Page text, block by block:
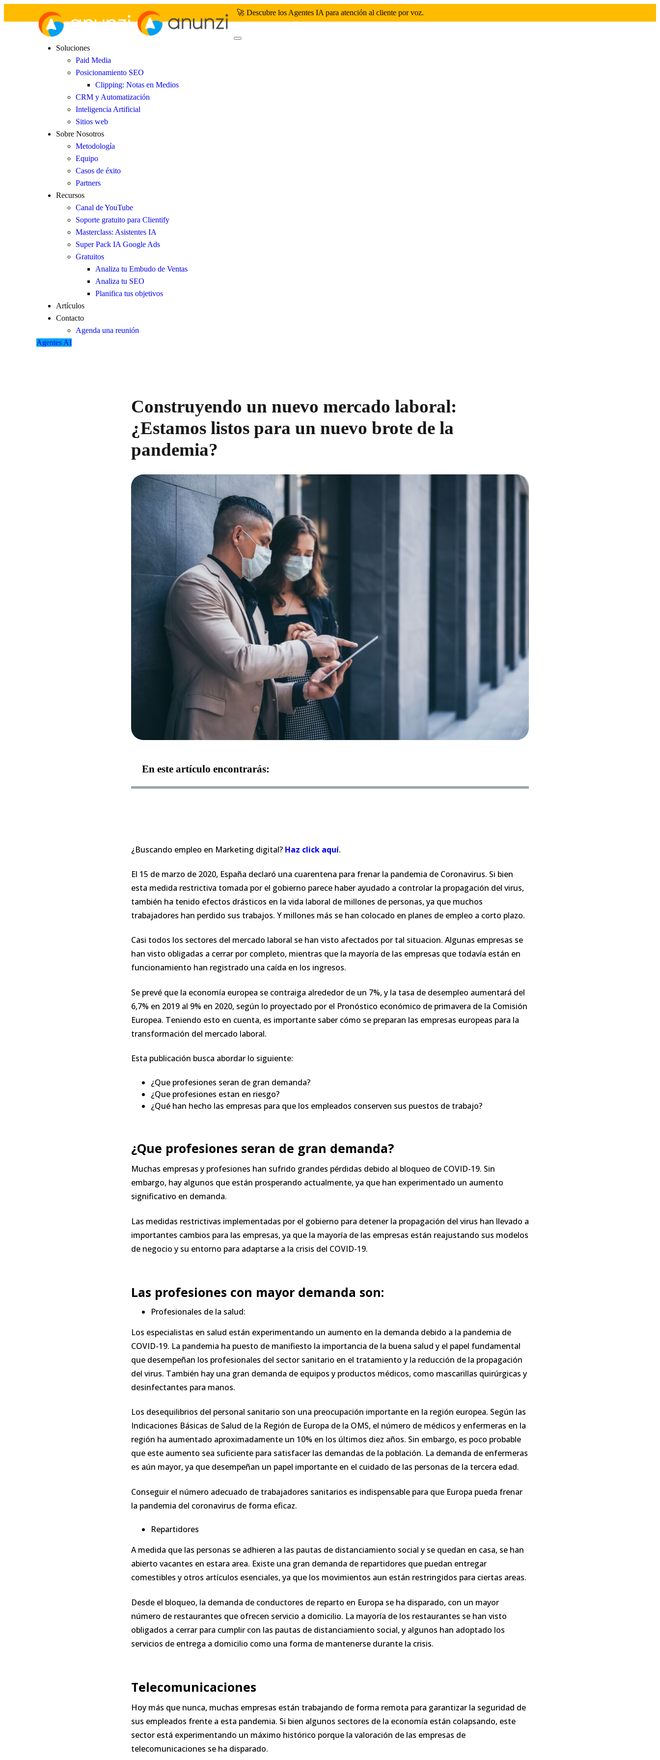
🚀 Descubre los Agentes IA para atención al cliente por voz.
Soluciones
Paid Media
Posicionamiento SEO
Clipping: Notas en Medios
CRM y Automatización
Inteligencia Artificial
Sitios web
Sobre Nosotros
Metodología
Equipo
Casos de éxito
Partners
Recursos
Canal de YouTube
Soporte gratuito para Clientify
Masterclass: Asistentes IA
Super Pack IA Google Ads
Gratuitos
Analiza tu Embudo de Ventas
Analiza tu SEO
Planifica tus objetivos
Artículos
Contacto
Agenda una reunión
Agentes AI
Construyendo un nuevo mercado laboral:
¿Estamos listos para un nuevo brote de la
pandemia?
En este artículo encontrarás:
¿Buscando empleo en Marketing digital? Haz click aquí.
El 15 de marzo de 2020, España declaró una cuarentena para frenar la pandemia de Coronavirus. Si bien
esta medida restrictiva tomada por el gobierno parece haber ayudado a controlar la propagación del virus,
también ha tenido efectos drásticos en la vida laboral de millones de personas, ya que muchos
trabajadores han perdido sus trabajos. Y millones más se han colocado en planes de empleo a corto plazo.
Casi todos los sectores del mercado laboral se han visto afectados por tal situacion. Algunas empresas se
han visto obligadas a cerrar por completo, mientras que la mayoría de las empresas que todavía están en
funcionamiento han registrado una caída en los ingresos.
Se prevé que la economía europea se contraiga alrededor de un 7%, y la tasa de desempleo aumentará del
6,7% en 2019 al 9% en 2020, según lo proyectado por el Pronóstico económico de primavera de la Comisión
Europea. Teniendo esto en cuenta, es importante saber cómo se preparan las empresas europeas para la
transformación del mercado laboral.
Esta publicación busca abordar lo siguiente:
¿Que profesiones seran de gran demanda?
¿Que profesiones estan en riesgo?
¿Qué han hecho las empresas para que los empleados conserven sus puestos de trabajo?
¿Que profesiones seran de gran demanda?
Muchas empresas y profesiones han sufrido grandes pérdidas debido al bloqueo de COVID-19. Sin
embargo, hay algunos que están prosperando actualmente, ya que han experimentado un aumento
significativo en demanda.
Las medidas restrictivas implementadas por el gobierno para detener la propagación del virus han llevado a
importantes cambios para las empresas, ya que la mayoría de las empresas están reajustando sus modelos
de negocio y su entorno para adaptarse a la crisis del COVID-19.
Las profesiones con mayor demanda son:
Profesionales de la salud:
Los especialistas en salud están experimentando un aumento en la demanda debido a la pandemia de
COVID-19. La pandemia ha puesto de manifiesto la importancia de la buena salud y el papel fundamental
que desempeñan los profesionales del sector sanitario en el tratamiento y la reducción de la propagación
del virus. También hay una gran demanda de equipos y productos médicos, como mascarillas quirúrgicas y
desinfectantes para manos.
Los desequilibrios del personal sanitario son una preocupación importante en la región europea. Según las
Indicaciones Básicas de Salud de la Región de Europa de la OMS, el número de médicos y enfermeras en la
región ha aumentado aproximadamente un 10% en los últimos diez años. Sin embargo, es poco probable
que este aumento sea suficiente para satisfacer las demandas de la población. La demanda de enfermeras
es aún mayor, ya que desempeñan un papel importante en el cuidado de las personas de la tercera edad.
Conseguir el número adecuado de trabajadores sanitarios es indispensable para que Europa pueda frenar
la pandemia del coronavirus de forma eficaz.
Repartidores
A medida que las personas se adhieren a las pautas de distanciamiento social y se quedan en casa, se han
abierto vacantes en estara area. Existe una gran demanda de repartidores que puedan entregar
comestibles y otros artículos esenciales, ya que los movimientos aun están restringidos para ciertas areas.
Desde el bloqueo, la demanda de conductores de reparto en Europa se ha disparado, con un mayor
número de restaurantes que ofrecen servicio a domicilio. La mayoría de los restaurantes se han visto
obligados a cerrar para cumplir con las pautas de distanciamiento social, y algunos han adoptado los
servicios de entrega a domicilio como una forma de mantenerse durante la crisis.
Telecomunicaciones
Hoy más que nunca, muchas empresas están trabajando de forma remota para garantizar la seguridad de
sus empleados frente a esta pandemia. Si bien algunos sectores de la economía están colapsando, este
sector está experimentando un máximo histórico porque la valoración de las empresas de
telecomunicaciones se ha disparado.